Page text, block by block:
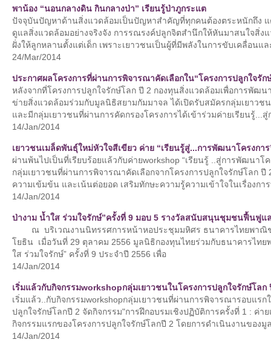
พาน้อง “นอนกลางดิน กินกลางป่า” เรียนรู้ป่าภูกระแต
ปัจจุบันปัญหาด้านสิ่งแวดล้อมเป็นปัญหาสำคัญที่ทุกคนต้องตระหนักถึง แ
ดูแลสิ่งแวดล้อมอย่างจริงจัง การรณรงค์ปลูกจิตสำนึกให้หันมาสนใจสิ่
ฝั่งให้ลูกหลานตั้งแต่เด็ก เพราะเยาวชนเป็นผู้ที่มีพลังในการขับเคลื่อนแ
24/Mar/2014
ประกาศผลโครงการที่ผ่านการพิจารณาคัดเลือกใน“โครงการปลูกใจรัก
หลังจากที่โครงการปลูกใจรักษ์โลก ปี 2 กองทุนสิ่งแวดล้อมเพื่อการพัฒ
ข่ายสิ่งแวดล้อมร่วมกับมูลนิธิสยามกัมมาจล ได้เปิดรับสมัครกลุ่มเยาวช
และมีกลุ่มเยาวชนที่ผ่านการคัดกรองโครงการได้เข้าร่วมค่ายเรียนรู้...
14/Jan/2014
เยาวชนเมล็ดพันธุ์ใหม่หัวใจสีเขียว ค่าย “เรียนรู้สู่...การพัฒนาโครงกา
ผ่านพ้นไปเป็นที่เรียบร้อยแล้วกับค่ายworkshop “เรียนรู้ ..สู่การพัฒนาโ
กลุ่มเยาวชนที่ผ่านการพิจารณาคัดเลือกจากโครงการปลูกใจรักษ์โลก ปี
ความเข้มข้น และเน้นต่อยอด เสริมทักษะความรู้ความเข้าใจในเรื่องกา
14/Jan/2014
ป่างาม น้ำใส ร่วมใจรักษ์”ครั้งที่ 9 มอบ 5 รางวัลสนับสนุนชุมชนฟื้นฟูแ
ณ บริเวณงานนิทรรศการหน้าหอประชุมมหิศร ธนาคารไทยพาณิ
โยธิน เมื่อวันที่ 29 ตุลาคม 2556 มูลนิธิกองทุนไทยร่วมกับธนาคารไท
ใส ร่วมใจรักษ์” ครั้งที่ 9 ประจำปี 2556 เพื่อ
14/Jan/2014
เริ่มแล้วกับกิจกรรมworkshopกลุ่มเยาวชนในโครงการปลูกใจรักษ์โลก
เริ่มแล้ว..กับกิจกรรมworkshopกลุ่มเยาวชนที่ผ่านการพิจารณารอบแรก
ปลูกใจรักษ์โลกปี 2 จัดกิจกรรม"การฝึกอบรมเชิงปฏิบัติการครั้งที่ 1 : ค่
กิจกรรมแรกของโครงการปลูกใจรักษ์โลกปี 2 โดยการดำเนินงานของ
14/Jan/2014